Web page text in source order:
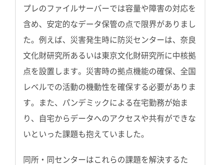
プレのファイルサーバーでは容量や障害の対応を
含め、安定的なデータ保管の点で限界がありまし
た。例えば、災害発生時に防災センターは、奈良
文化財研究所あるいは東京文化財研究所に中核拠
点を設置します。災害時の拠点機能の確保、全国
レベルでの活動の機動性を確保する必要がありま
す。また、パンデミックによる在宅勤務が始ま
り、自宅からデータへのアクセスや共有ができな
いといった課題も抱えていました。
同所・同センターはこれらの課題を解決するた